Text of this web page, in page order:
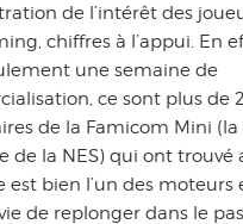
de l’intérêt des
chiffres à l’appui. En
une semaine de
ce sont plus de
de la Famicom Mini (la
de la NES) qui ont trouvé
est bien l’un des moteurs
de replonger dans le